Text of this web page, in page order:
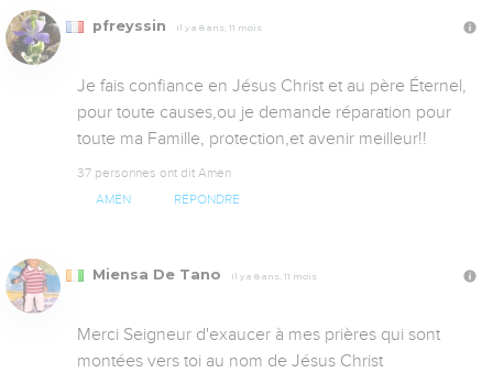
pfreyssin Il y a 8 ans, 11 mois
Je fais confiance en Jésus Christ et au père Éternel,
pour toute causes,ou je demande réparation pour
toute ma Famille, protection,et avenir meilleur!!
37 personnes ont dit Amen
AMEN RÉPONDRE
Miensa De Tano Il y a 8 ans, 11 mois
Merci Seigneur d'exaucer à mes prières qui sont
montées vers toi au nom de Jésus Christ